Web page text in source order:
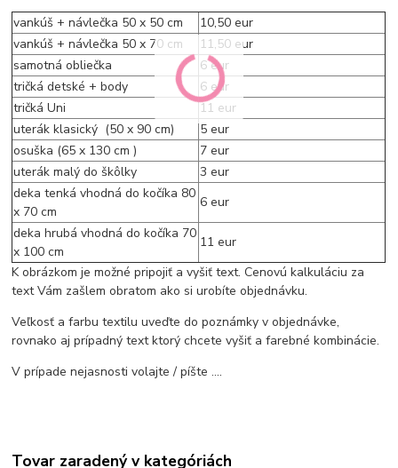
vankúš + návlečka 50 x 50 cm
10,50 eur
vankúš + návlečka 50 x 70 cm
11,50 eur
samotná obliečka
6 eur
tričká detské + body
6 eur
tričká Uni
11 eur
uterák klasický (50 x 90 cm)
5 eur
osuška (65 x 130 cm )
7 eur
uterák malý do škôlky
3 eur
deka tenká vhodná do kočíka 80
x 70 cm
6 eur
deka hrubá vhodná do kočíka 70
x 100 cm
11 eur
K obrázkom je možné pripojiť a vyšiť text. Cenovú kalkuláciu za
text Vám zašlem obratom ako si urobíte objednávku.
Veľkosť a farbu textilu uveďte do poznámky v objednávke,
rovnako aj prípadný text ktorý chcete vyšiť a farebné kombinácie.
V prípade nejasnosti volajte / píšte ....
Tovar zaradený v kategóriách